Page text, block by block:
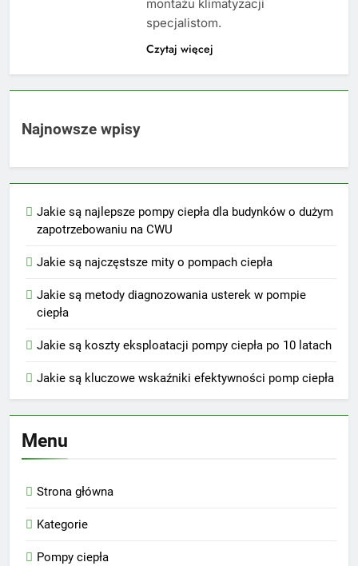
montażu klimatyzacji
specjalistom.
Czytaj więcej
Najnowsze wpisy
Jakie są najlepsze pompy ciepła dla budynków o dużym
zapotrzebowaniu na CWU
Jakie są najczęstsze mity o pompach ciepła
Jakie są metody diagnozowania usterek w pompie
ciepła
Jakie są koszty eksploatacji pompy ciepła po 10 latach
Jakie są kluczowe wskaźniki efektywności pomp ciepła
Menu
Strona główna
Kategorie
Pompy ciepła